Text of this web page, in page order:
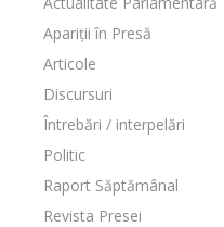
Apariții în Presă
Articole
Discursuri
Întrebări / interpelări
Politic
Raport Săptămânal
Revista Presei